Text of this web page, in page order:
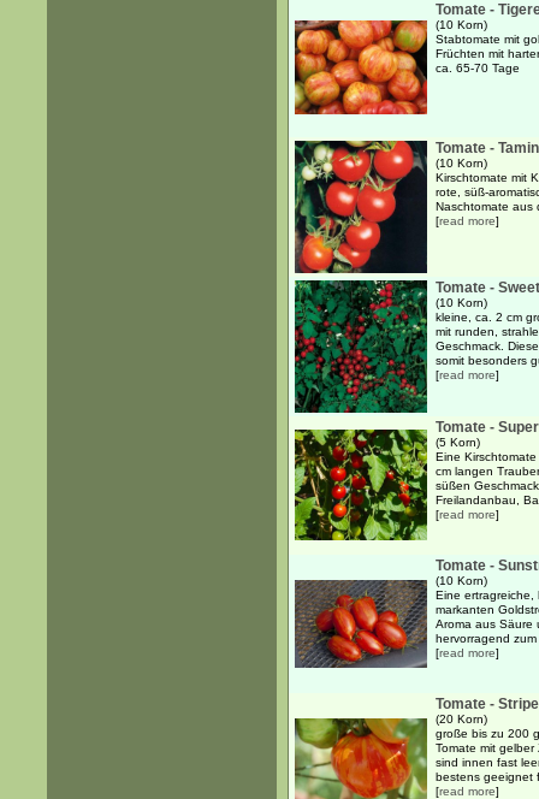
Tomate -
(10 Korn)
Stabtomate mit
Früchten mit
ca. 65-70 Tage
Tomate -
(10 Korn)
Kirschtomate mit
rote, süß-
Naschtomate aus
[read more]
Tomate -
(10 Korn)
kleine, ca. 2 cm
mit runden,
Geschmack.
somit besonders
[read more]
Tomate -
(5 Korn)
Eine
cm langen
süßen
Freilandanbau,
[read more]
Tomate -
(10 Korn)
Eine ertragreiche,
markanten
Aroma aus Säure
hervorragend
[read more]
Tomate -
(20 Korn)
große bis zu 200
Tomate mit
sind innen fast
bestens geeignet
[read more]